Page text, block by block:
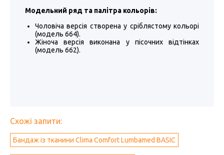
Модельний ряд та палітра кольорів:
Чоловіча версія створена у сріблястому кольорі
(модель 664).
Жіноча версія виконана у пісочних відтінках
(модель 662).
Схожі запити:
Бандаж із тканини Clima Comfort Lumbamed BASIC